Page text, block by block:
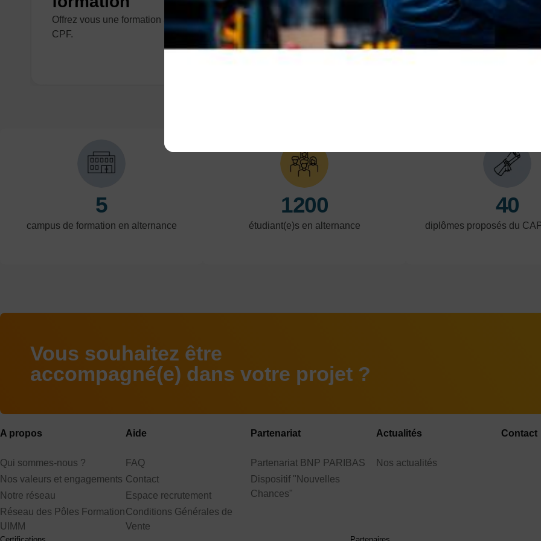
Offrez vous une formation avec votre compte
CPF.
Les réglementations évoluent constamment, et
il est essentiel de rester à jour.
5
campus de formation en alternance
1200
étudiant(e)s en alternance
40
diplômes proposés du
Vous souhaitez être
accompagné(e) dans votre projet ?
A propos
Qui sommes-nous ?
Nos valeurs et engagements
Notre réseau
Réseau des Pôles Formation
UIMM
Aide
FAQ
Contact
Espace recrutement
Conditions Générales de
Vente
Partenariat
Partenariat BNP PARIBAS
Dispositif "Nouvelles
Chances"
Actualités
Nos actualités
Contact